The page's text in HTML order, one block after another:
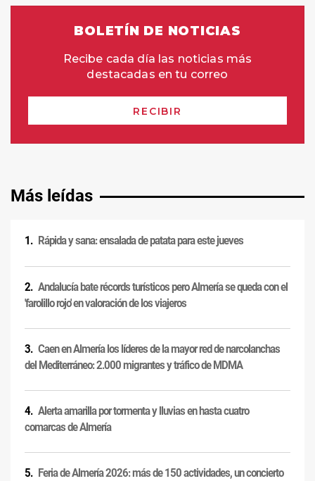
Más leídas
Rápida y sana: ensalada de patata para este jueves
Andalucía bate récords turísticos pero Almería se queda con el
'farolillo rojo' en valoración de los viajeros
Caen en Almería los líderes de la mayor red de narcolanchas
del Mediterráneo: 2.000 migrantes y tráfico de MDMA
Alerta amarilla por tormenta y lluvias en hasta cuatro
comarcas de Almería
Feria de Almería 2026: más de 150 actividades, un concierto